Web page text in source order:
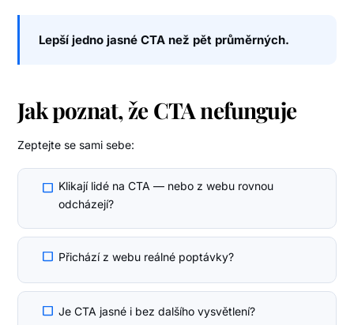
Lepší jedno jasné CTA než pět průměrných.
Jak poznat, že CTA nefunguje
Zeptejte se sami sebe:
Klikají lidé na CTA — nebo z webu rovnou
odcházejí?
Přichází z webu reálné poptávky?
Je CTA jasné i bez dalšího vysvětlení?